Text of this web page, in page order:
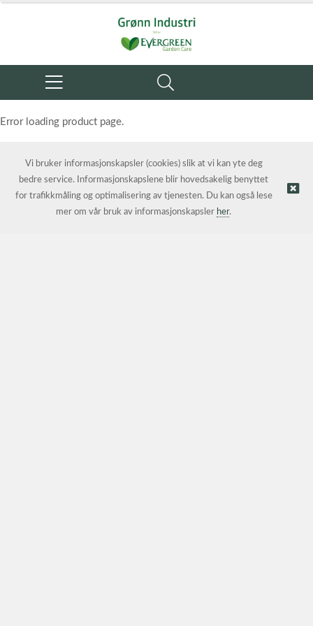
Error loading product page.
© Grønn Industri AS | Nettbutikk levert avKréatif AS
Vi bruker informasjonskapsler (cookies) slik at vi kan yte deg
bedre service. Informasjonskapslene blir hovedsakelig benyttet
for trafikkmåling og optimalisering av tjenesten. Du kan også lese
mer om vår bruk av informasjonskapsler her.